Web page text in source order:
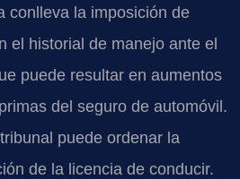
conlleva la imposición de
el historial de manejo ante el
puede resultar en aumentos
del seguro de automóvil.
puede ordenar la
de la licencia de conducir.